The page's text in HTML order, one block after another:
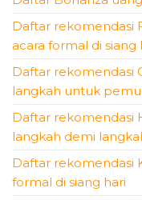
Daftar rekomendasi
acara formal di siang
Daftar rekomendasi
langkah untuk
Daftar rekomendasi
langkah demi
Daftar rekomendasi
formal di siang hari